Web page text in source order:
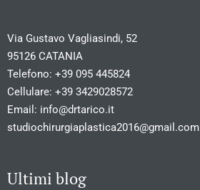
Via Gustavo Vagliasindi, 52
95126 CATANIA
Telefono: +39 095 445824
Cellulare: +39 3429028572
Email: info@drtarico.it
studiochirurgiaplastica2016@gmail.com
Ultimi blog